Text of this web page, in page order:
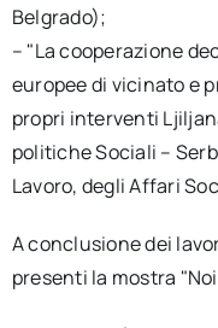
Belgrado);
– "La cooperazione
europee di vicinato e
propri interventi
politiche Sociali –
Lavoro, degli Affari
A conclusione dei
presenti la mostra